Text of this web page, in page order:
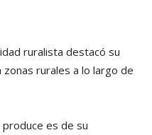
ruralista destacó su
rurales a lo largo de
es de su